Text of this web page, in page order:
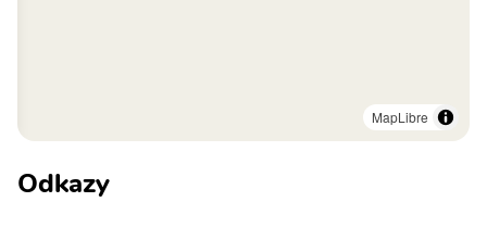
MapLibre
Odkazy